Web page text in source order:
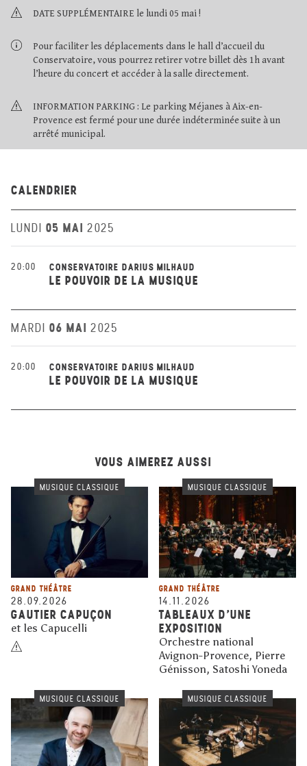
DATE SUPPLÉMENTAIRE le lundi 05 mai !
Pour faciliter les déplacements dans le hall d’accueil du
Conservatoire, vous pourrez retirer votre billet dès 1h avant
l’heure du concert et accéder à la salle directement.
INFORMATION PARKING : Le parking Méjanes à Aix-en-
Provence est fermé pour une durée indéterminée suite à un
arrêté municipal.
CALENDRIER
LUNDI 05 MAI 2025
20:00 CONSERVATOIRE DARIUS MILHAUD
LE POUVOIR DE LA MUSIQUE
MARDI 06 MAI 2025
20:00 CONSERVATOIRE DARIUS MILHAUD
LE POUVOIR DE LA MUSIQUE
VOUS AIMEREZ AUSSI
MUSIQUE CLASSIQUE
GRAND THÉÂTRE
28.09.2026
GAUTIER CAPUÇON
et les Capucelli
MUSIQUE CLASSIQUE
GRAND THÉÂTRE
14.11.2026
TABLEAUX D'UNE
EXPOSITION
Orchestre national
Avignon-Provence, Pierre
Génisson, Satoshi Yoneda
MUSIQUE CLASSIQUE MUSIQUE CLASSIQUE